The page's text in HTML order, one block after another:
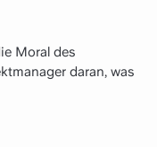
Moral des
daran, was